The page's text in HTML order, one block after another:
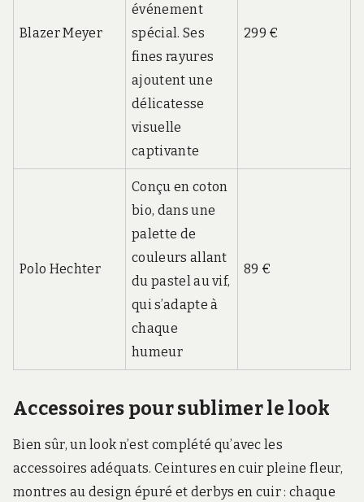
Blazer Meyer
événement
spécial. Ses
fines rayures
ajoutent une
délicatesse
visuelle
captivante
299 €
Polo Hechter
Conçu en coton
bio, dans une
palette de
couleurs allant
du pastel au vif,
qui s’adapte à
chaque
humeur
89 €
Accessoires pour sublimer le look
Bien sûr, un look n’est complété qu’avec les
accessoires adéquats. Ceintures en cuir pleine fleur,
montres au design épuré et derbys en cuir : chaque